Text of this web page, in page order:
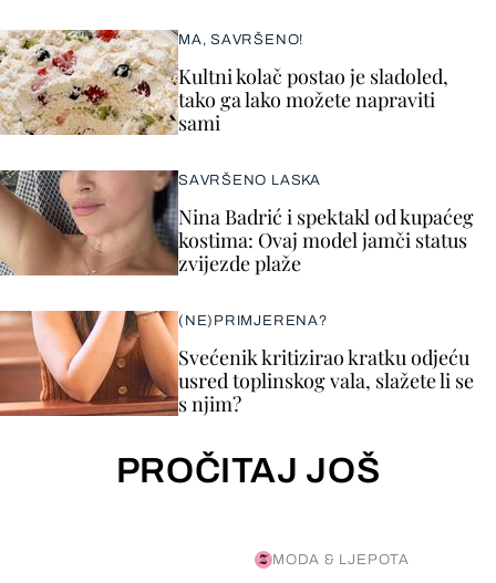
MA, SAVRŠENO!
Kultni kolač postao je sladoled,
tako ga lako možete napraviti
sami
SAVRŠENO LASKA
Nina Badrić i spektakl od kupaćeg
kostima: Ovaj model jamči status
zvijezde plaže
(NE)PRIMJERENA?
Svećenik kritizirao kratku odjeću
usred toplinskog vala, slažete li se
s njim?
PROČITAJ JOŠ
MODA & LJEPOTA